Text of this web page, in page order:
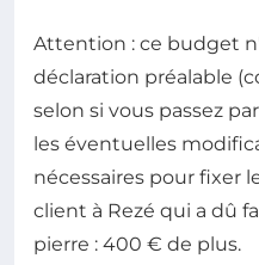
Attention : ce budget
déclaration préalable
selon si vous passez
les éventuelles
nécessaires pour fixer
client à Rezé qui a dû
pierre : 400 € de plus.